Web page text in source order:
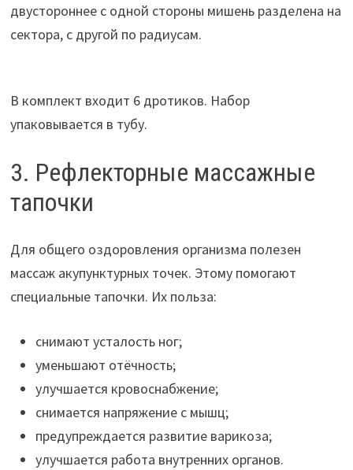
двустороннее с одной стороны мишень разделена на
сектора, с другой по радиусам.
В комплект входит 6 дротиков. Набор
упаковывается в тубу.
3. Рефлекторные массажные
тапочки
Для общего оздоровления организма полезен
массаж акупунктурных точек. Этому помогают
специальные тапочки. Их польза:
снимают усталость ног;
уменьшают отёчность;
улучшается кровоснабжение;
снимается напряжение с мышц;
предупреждается развитие варикоза;
улучшается работа внутренних органов.